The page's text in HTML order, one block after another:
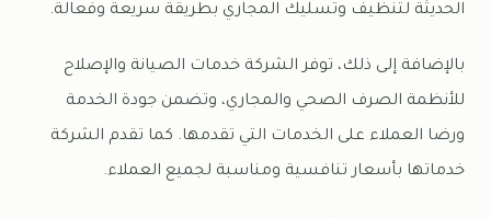
الحديثة لتنظيف وتسليك المجاري بطريقة سريعة وفعالة.
بالإضافة إلى ذلك، توفر الشركة خدمات الصيانة والإصلاح
للأنظمة الصرف الصحي والمجاري، وتضمن جودة الخدمة
ورضا العملاء على الخدمات التي تقدمها. كما تقدم الشركة
خدماتها بأسعار تنافسية ومناسبة لجميع العملاء.